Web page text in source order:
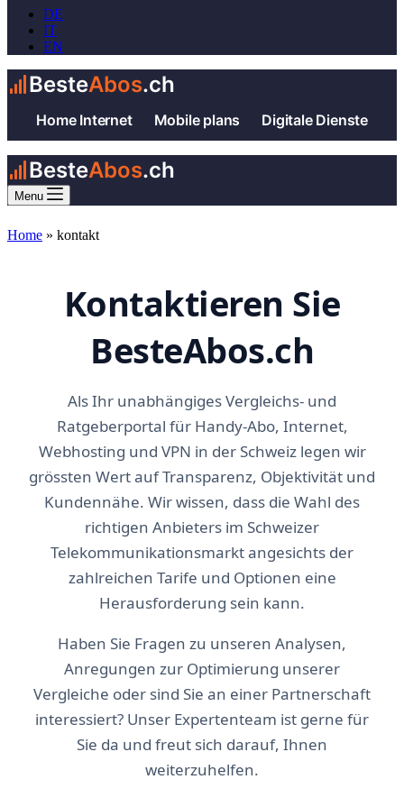
DE
IT
EN
BesteAbos.ch
Home Internet Mobile plans Digitale Dienste
BesteAbos.ch
Menu
Home » kontakt
Kontaktieren Sie
BesteAbos.ch
Als Ihr unabhängiges Vergleichs- und
Ratgeberportal für Handy-Abo, Internet,
Webhosting und VPN in der Schweiz legen wir
grössten Wert auf Transparenz, Objektivität und
Kundennähe. Wir wissen, dass die Wahl des
richtigen Anbieters im Schweizer
Telekommunikationsmarkt angesichts der
zahlreichen Tarife und Optionen eine
Herausforderung sein kann.
Haben Sie Fragen zu unseren Analysen,
Anregungen zur Optimierung unserer
Vergleiche oder sind Sie an einer Partnerschaft
interessiert? Unser Expertenteam ist gerne für
Sie da und freut sich darauf, Ihnen
weiterzuhelfen.